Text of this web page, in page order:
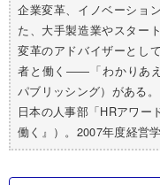
企業変革、イノベーショ
た、大手製造業やスター
変革のアドバイザーとし
者と働く――「わかりあ
パブリッシング）がある。
日本の人事部「HRアワー
働く』）。2007年度経営